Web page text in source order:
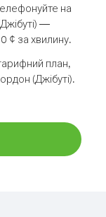
на
—
¢ за хвилину.
план,
(Джібуті).